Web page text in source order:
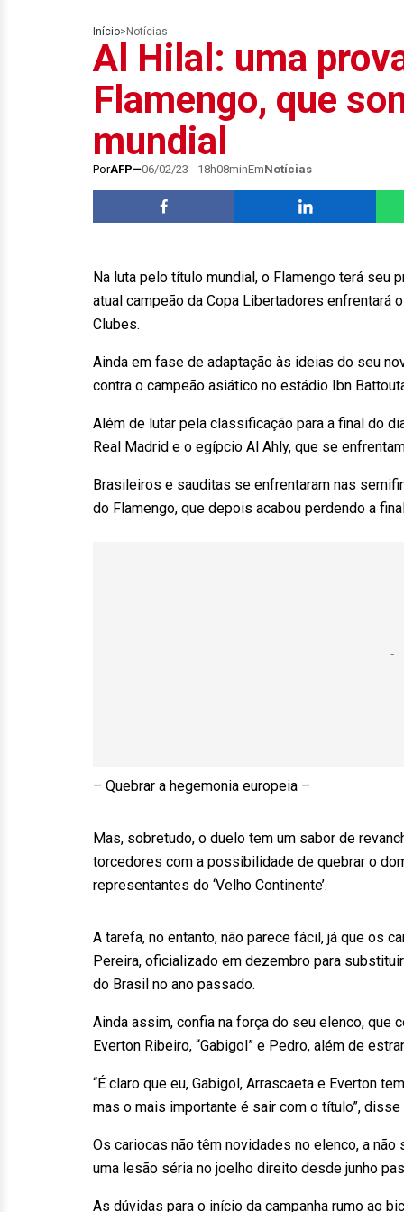
Início> Notícias
Al Hilal: uma
Flamengo, que
mundial
PorAFP 06/02/23 - 18h08minEmNotícias
Na luta pelo título mundial, o Flamengo terá
atual campeão da Copa Libertadores enfrentará
Clubes.
Ainda em fase de adaptação às ideias do seu
contra o campeão asiático no estádio Ibn
Além de lutar pela classificação para a final do
Real Madrid e o egípcio Al Ahly, que se
Brasileiros e sauditas se enfrentaram nas
do Flamengo, que depois acabou perdendo a
– Quebrar a hegemonia europeia –
Mas, sobretudo, o duelo tem um sabor de
torcedores com a possibilidade de quebrar o
representantes do ‘Velho Continente’.
A tarefa, no entanto, não parece fácil, já que os
Pereira, oficializado em dezembro para
do Brasil no ano passado.
Ainda assim, confia na força do seu elenco, que
Everton Ribeiro, “Gabigol” e Pedro, além de
“É claro que eu, Gabigol, Arrascaeta e Everton
mas o mais importante é sair com o título”,
Os cariocas não têm novidades no elenco, a
uma lesão séria no joelho direito desde junho
As dúvidas para o início da campanha rumo ao